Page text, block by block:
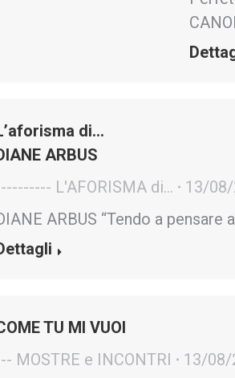
di…
ARBUS
L'AFORISMA di...
13/
ARBUS “Tendo a
TU MI VUOI
MOSTRE e INCONTRI
13/08/